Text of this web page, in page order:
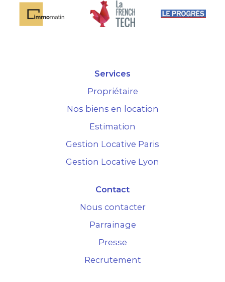
Services
Propriétaire
Nos biens en location
Estimation
Gestion Locative Paris
Gestion Locative Lyon
Contact
Nous contacter
Parrainage
Presse
Recrutement